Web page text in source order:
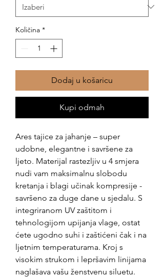
Količina *
Dodaj u košaricu
Kupi odmah
Ares tajice za jahanje – super
udobne, elegantne i savršene za
ljeto. Materijal rastezljiv u 4 smjera
nudi vam maksimalnu slobodu
kretanja i blagi učinak kompresije -
savršeno za duge dane u sjedalu. S
integriranom UV zaštitom i
tehnologijom upijanja vlage, ostat
ćete ugodno suhi i zaštićeni čak i na
ljetnim temperaturama. Kroj s
visokim strukom i lepršavim linijama
naglašava vašu ženstvenu siluetu.